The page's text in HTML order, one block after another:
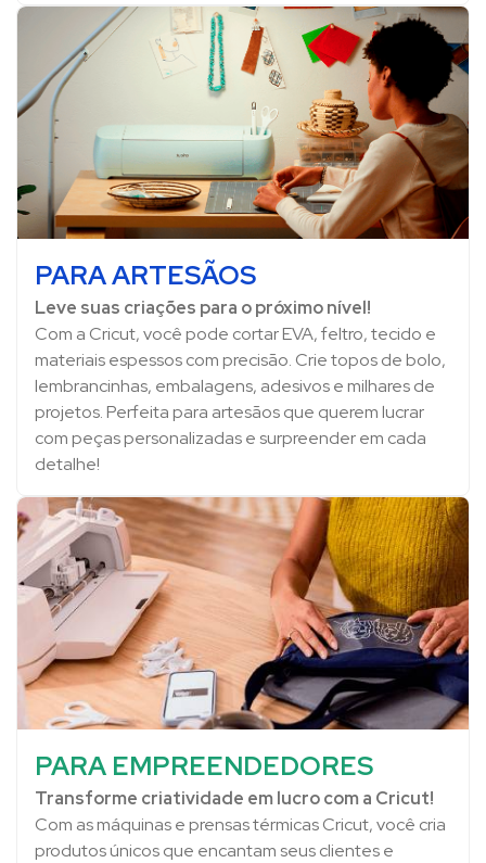
PARA ARTESÃOS
Leve suas criações para o próximo nível!
Com a Cricut, você pode cortar EVA, feltro, tecido e
materiais espessos com precisão. Crie topos de bolo,
lembrancinhas, embalagens, adesivos e milhares de
projetos. Perfeita para artesãos que querem lucrar
com peças personalizadas e surpreender em cada
detalhe!
PARA EMPREENDEDORES
Transforme criatividade em lucro com a Cricut!
Com as máquinas e prensas térmicas Cricut, você cria
produtos únicos que encantam seus clientes e